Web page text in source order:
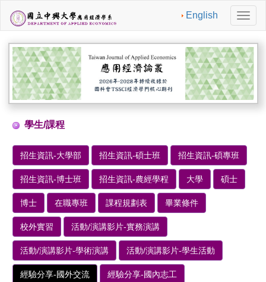
English
切
換
導
航
學生/課程
招生資訊-大學部 招生資訊-碩士班 招生資訊-碩專班
招生資訊-博士班 招生資訊-農經學程 大學 碩士
博士 在職專班 課程規劃表 畢業條件
校外實習 活動/演講影片-實務演講
活動/演講影片-學術演講 活動/演講影片-學生活動
經驗分享-國外交流 經驗分享-國內志工